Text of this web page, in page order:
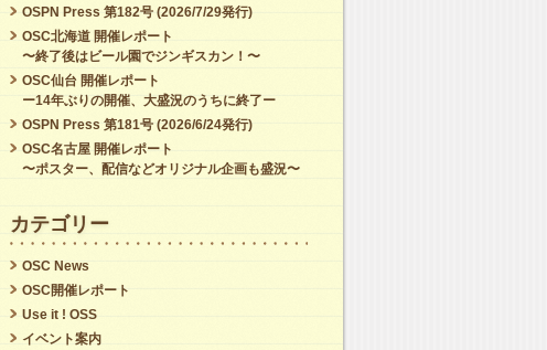
OSPN Press 第182号 (2026/7/29発行)
OSC北海道 開催レポート
〜終了後はビール園でジンギスカン！〜
OSC仙台 開催レポート
ー14年ぶりの開催、大盛況のうちに終了ー
OSPN Press 第181号 (2026/6/24発行)
OSC名古屋 開催レポート
〜ポスター、配信などオリジナル企画も盛況〜
カテゴリー
OSC News
OSC開催レポート
Use it ! OSS
イベント案内